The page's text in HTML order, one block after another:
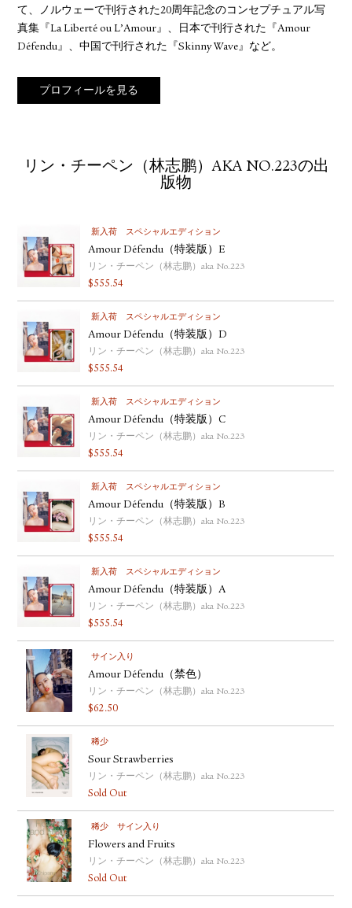
て、ノルウェーで刊行された20周年記念のコンセプチュアル写
真集『La Liberté ou L’Amour』、日本で刊行された『Amour
Défendu』、中国で刊行された『Skinny Wave』など。
プロフィールを見る
リン・チーペン（林志鹏）AKA NO.223の出
版物
新入荷 スペシャルエディション
Amour Défendu（特装版）E
リン・チーペン（林志鹏）aka No.223
$555.54
新入荷 スペシャルエディション
Amour Défendu（特装版）D
リン・チーペン（林志鹏）aka No.223
$555.54
新入荷 スペシャルエディション
Amour Défendu（特装版）C
リン・チーペン（林志鹏）aka No.223
$555.54
新入荷 スペシャルエディション
Amour Défendu（特装版）B
リン・チーペン（林志鹏）aka No.223
$555.54
新入荷 スペシャルエディション
Amour Défendu（特装版）A
リン・チーペン（林志鹏）aka No.223
$555.54
サイン入り
Amour Défendu（禁色）
リン・チーペン（林志鹏）aka No.223
$62.50
稀少
Sour Strawberries
リン・チーペン（林志鹏）aka No.223
Sold Out
稀少 サイン入り
Flowers and Fruits
リン・チーペン（林志鹏）aka No.223
Sold Out